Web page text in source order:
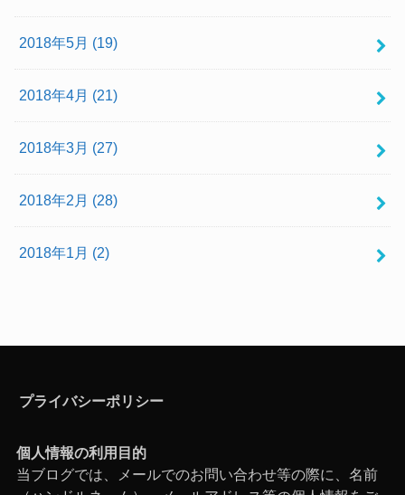
2018年5月 (19)
2018年4月 (21)
2018年3月 (27)
2018年2月 (28)
2018年1月 (2)
プライバシーポリシー
個人情報の利用目的
当ブログでは、メールでのお問い合わせ等の際に、名前